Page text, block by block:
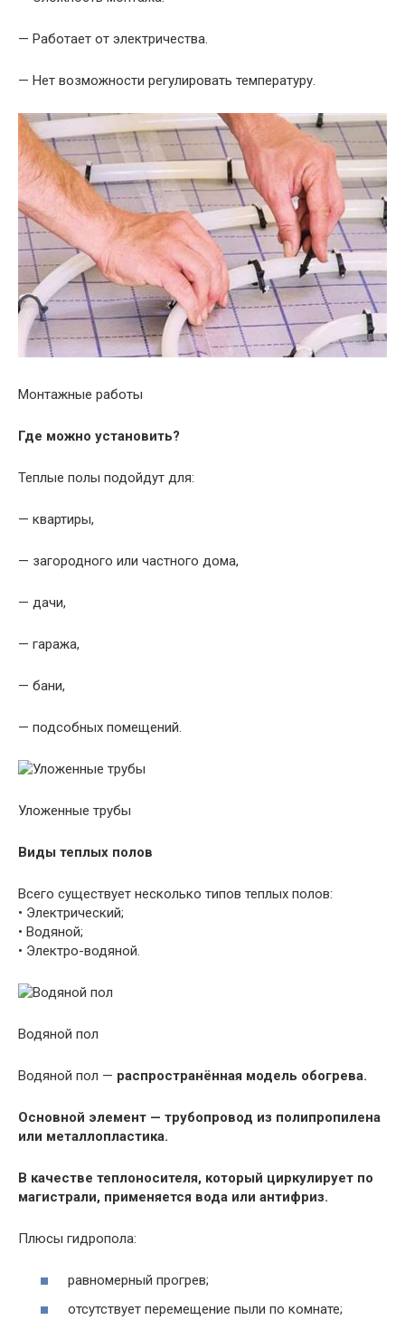
— Работает от электричества.
— Нет возможности регулировать температуру.
Монтажные работы
Где можно установить?
Теплые полы подойдут для:
— квартиры,
— загородного или частного дома,
— дачи,
— гаража,
— бани,
— подсобных помещений.
Уложенные трубы
Виды теплых полов
Всего существует несколько типов теплых полов:
• Электрический;
• Водяной;
• Электро-водяной.
Водяной пол
Водяной пол — распространённая модель обогрева.
Основной элемент — трубопровод из полипропилена
или металлопластика.
В качестве теплоносителя, который циркулирует по
магистрали, применяется вода или антифриз.
Плюсы гидропола:
равномерный прогрев;
отсутствует перемещение пыли по комнате;